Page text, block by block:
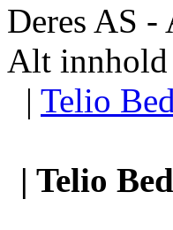
Deres AS
Alt
| Telio
| Telio